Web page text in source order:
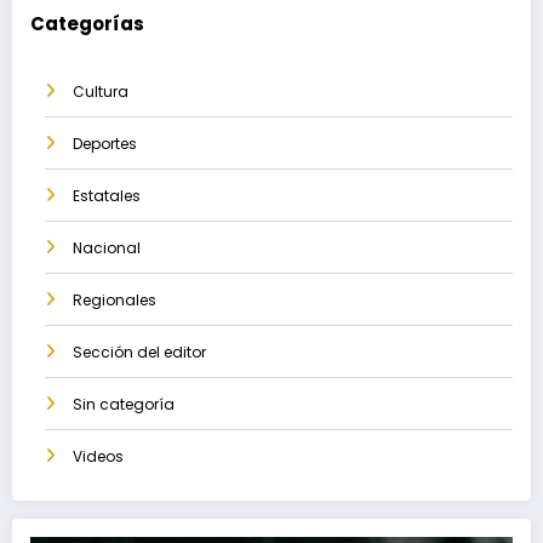
Categorías
Cultura
Deportes
Estatales
Nacional
Regionales
Sección del editor
Sin categoría
Videos